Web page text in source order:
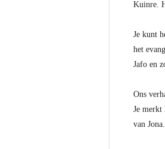
Kuinre.
Je kunt
het
Jafo en
Ons
Je merkt
van